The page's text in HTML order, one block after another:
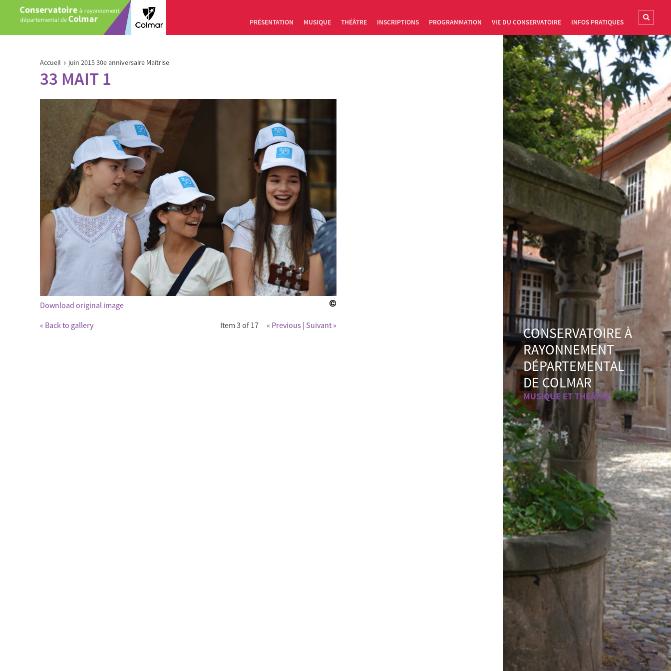
Aller au contenu principal
PRÉSENTATION MUSIQUE THÉÂTRE INSCRIPTIONS PROGRAMMATION VIE DU CONSERVATOIRE INFOS PRATIQUES
Vous êtes ici
Accueil › juin 2015 30e anniversaire Maîtrise
33 MAIT 1
Download original image
« Back to gallery
Item 3 of 17 « Previous | Suivant »
CONSERVATOIRE À
RAYONNEMENT
DÉPARTEMENTAL
DE COLMAR
MUSIQUE ET THÉÂTRE